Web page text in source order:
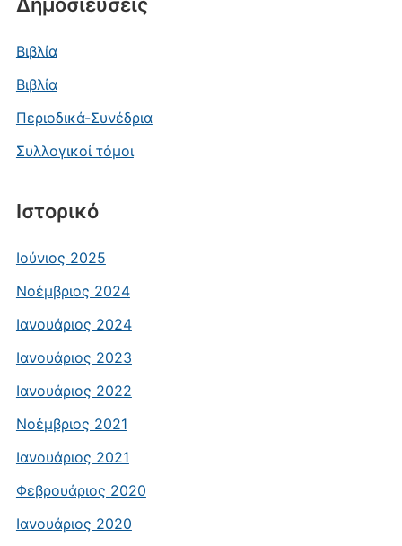
Δημοσιεύσεις
Βιβλία
Βιβλία
Περιοδικά-Συνέδρια
Συλλογικοί τόμοι
Ιστορικό
Ιούνιος 2025
Νοέμβριος 2024
Ιανουάριος 2024
Ιανουάριος 2023
Ιανουάριος 2022
Νοέμβριος 2021
Ιανουάριος 2021
Φεβρουάριος 2020
Ιανουάριος 2020